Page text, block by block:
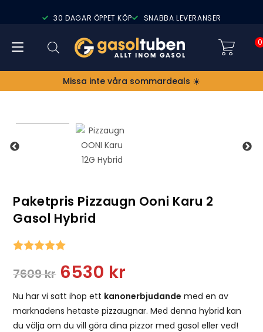
30 DAGAR ÖPPET KÖP SNABBA LEVERANSER
0
Missa inte våra sommardeals ☀️
Paketpris Pizzaugn Ooni Karu 2
Gasol Hybrid
7609kr 6530 kr
Nu har vi satt ihop ett kanonerbjudande med en av
marknadens hetaste pizzaugnar. Med denna hybrid kan
du välja om du vill göra dina pizzor med gasol eller ved!